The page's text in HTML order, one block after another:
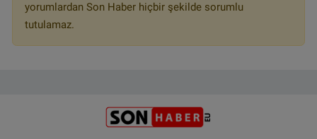
yorumlardan Son Haber hiçbir şekilde sorumlu
tutulamaz.